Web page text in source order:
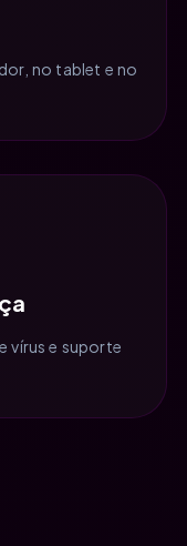
no tablet e no
vírus e suporte